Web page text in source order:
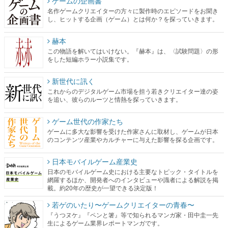
名作ゲームクリエイターの方々に製作時のエピソードをお聞き
し、ヒットする企画（ゲーム）とは何か？を探っていきます。
赫本
この物語を解いてはいけない。『赫本』は、〈試験問題〉の形
をした短編ホラー小説集です。
新世代に訊く
これからのデジタルゲーム市場を担う若きクリエイター達の姿
を追い、彼らのルーツと情熱を探っていきます。
ゲーム世代の作家たち
ゲームに多大な影響を受けた作家さんに取材し、ゲームが日本
のコンテンツ産業やカルチャーに与えた影響を探る企画です。
日本モバイルゲーム産業史
日本のモバイルゲーム史における主要なトピック・タイトルを
網羅するほか、開発者へのインタビューや識者による解説を掲
載。約20年の歴史が一望できる決定版！
若ゲのいたり〜ゲームクリエイターの青春〜
『うつヌケ』『ペンと箸』等で知られるマンガ家・田中圭一先
生によるゲーム業界レポートマンガです。